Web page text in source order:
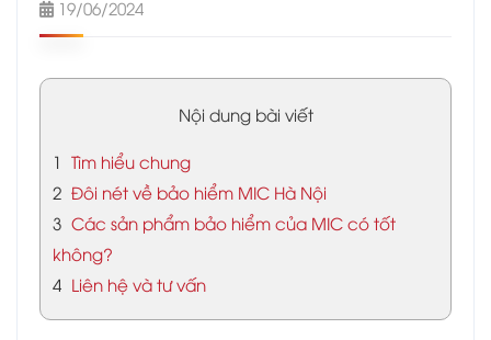
19/06/2024
Nội dung bài viết
1 Tìm hiểu chung
2 Đôi nét về bảo hiểm MIC Hà Nội
3 Các sản phẩm bảo hiểm của MIC có tốt
không?
4 Liên hệ và tư vấn